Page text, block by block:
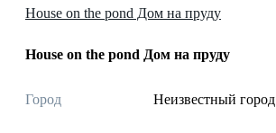
House on the pond Дом на пруду
House on the pond Дом на пруду
Город Неизвестный город